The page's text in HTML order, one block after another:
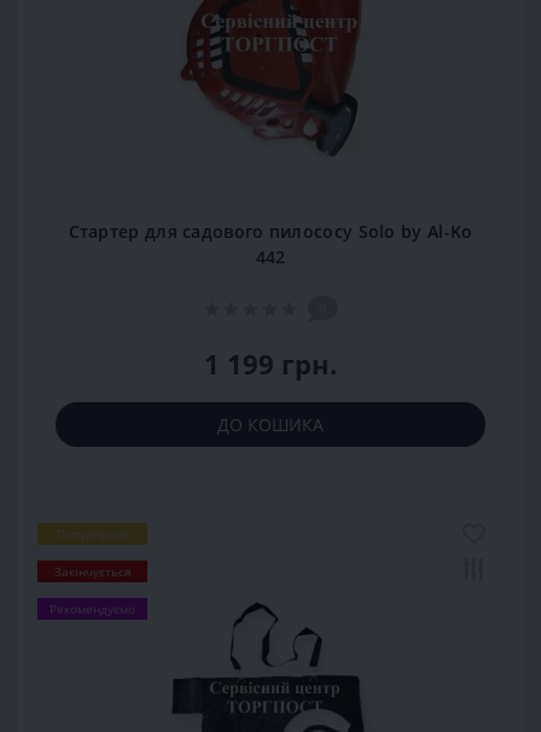
Стартер для садового пилососу Solo by Al-Ko
442
1 199 грн.
ДО КОШИКА
Популярний
Закінчується
Рекомендуємо